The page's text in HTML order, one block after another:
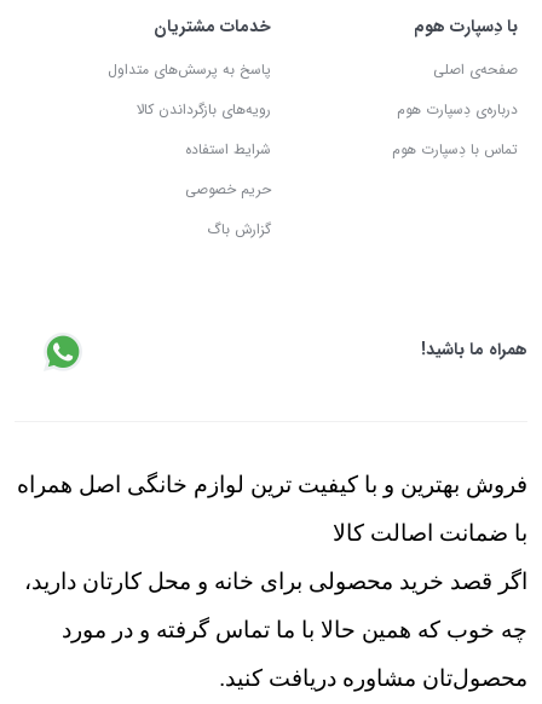
با دِسپارت هوم
صفحه‌ی اصلی
درباره‌ی دِسپارت هوم
تماس با دِسپارت هوم
خدمات مشتریان
پاسخ به پرسش‌های متداول
رویه‌های بازگرداندن کالا
شرایط استفاده
حریم خصوصی
گزارش باگ
همراه ما باشید!
فروش بهترین و با کیفیت ترین لوازم خانگی اصل همراه
با ضمانت اصالت کالا
اگر قصد خرید محصولی برای خانه و محل کارتان دارید،
چه خوب که همین حالا با ما تماس گرفته و در مورد
محصول‌تان مشاوره دریافت کنید.